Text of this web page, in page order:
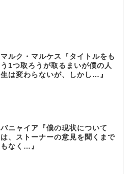
マルク・マルケス『タイトルをも
う1つ取ろうが取るまいが僕の人
生は変わらないが、しかし…』
バニャイア『僕の現状について
は、ストーナーの意見を聞くまで
もなく…』